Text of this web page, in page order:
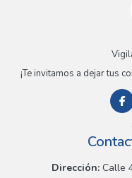
¡Te invitamos a dejar tus
Dirección:Calle